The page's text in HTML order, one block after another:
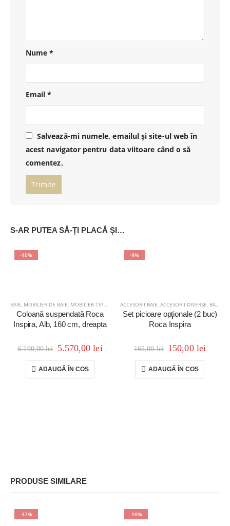
Nume*
Email*
Salvează-mi numele, emailul și site-ul web în
acest navigator pentru data viitoare când o să
comentez.
S-AR PUTEA SĂ-ȚI PLACĂ ȘI…
-10%
BAIE MOBILIER DE BAIE MOBILIER TIP COLOANĂ
Coloană suspendată Roca
Inspira, Alb, 160 cm, dreapta
6.190,00lei 5.570,00lei
ADAUGĂ ÎN COȘ
-9%
ACCESORII BAIE ACCESORII DIVERSE BAIE
Set picioare opţionale (2 buc)
Roca Inspira
165,00lei 150,00 lei
ADAUGĂ ÎN COȘ
PRODUSE SIMILARE
-37% -10%